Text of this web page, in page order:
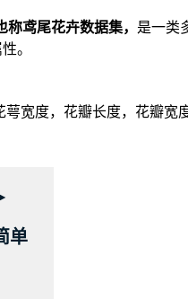
鸢尾花卉数据集， 是一类
。
萼宽度，花瓣长度，花瓣宽
单